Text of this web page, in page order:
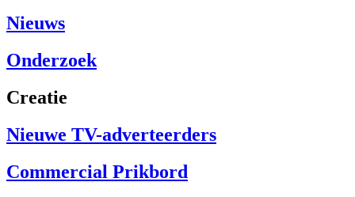
Nieuws
Onderzoek
Creatie
Nieuwe TV-adverteerders
Commercial Prikbord